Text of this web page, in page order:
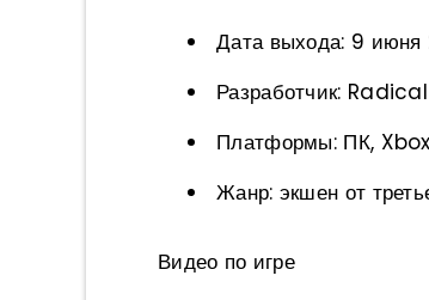
Дата выхода: 9 июня
Разработчик:
Платформы: ПК,
Жанр: экшен от
Видео по игре